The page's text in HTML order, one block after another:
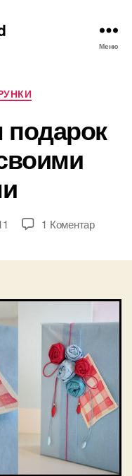
Меню
1 Коментардо
марта